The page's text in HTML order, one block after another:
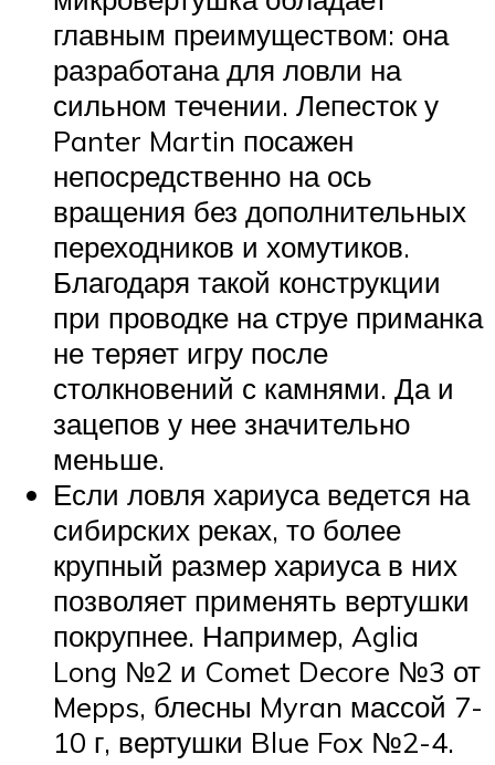
главным преимуществом: она
разработана для ловли на
сильном течении. Лепесток у
Panter Martin посажен
непосредственно на ось
вращения без дополнительных
переходников и хомутиков.
Благодаря такой конструкции
при проводке на струе приманка
не теряет игру после
столкновений с камнями. Да и
зацепов у нее значительно
меньше.
Если ловля хариуса ведется на
сибирских реках, то более
крупный размер хариуса в них
позволяет применять вертушки
покрупнее. Например, Aglia
Long №2 и Comet Decore №3 от
Mepps, блесны Myran массой 7-
10 г, вертушки Blue Fox №2-4.